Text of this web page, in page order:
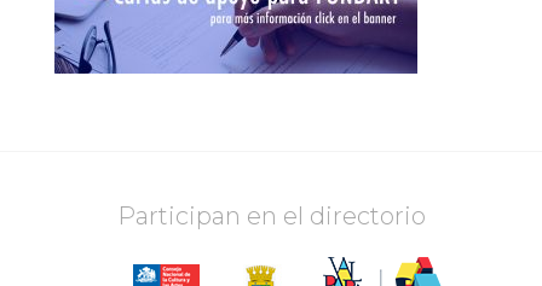
Participan en el directorio